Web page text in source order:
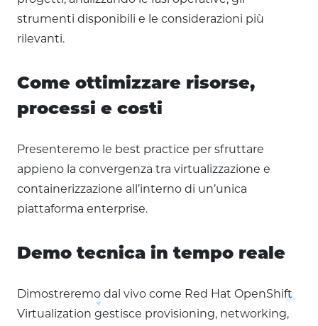
strumenti disponibili e le considerazioni più
rilevanti.
Come ottimizzare risorse,
processi e costi
Presenteremo le best practice per sfruttare
appieno la convergenza tra virtualizzazione e
containerizzazione all’interno di un’unica
piattaforma enterprise.
Demo tecnica in tempo reale
Dimostreremo dal vivo come Red Hat OpenShift
Virtualization gestisce provisioning, networking,